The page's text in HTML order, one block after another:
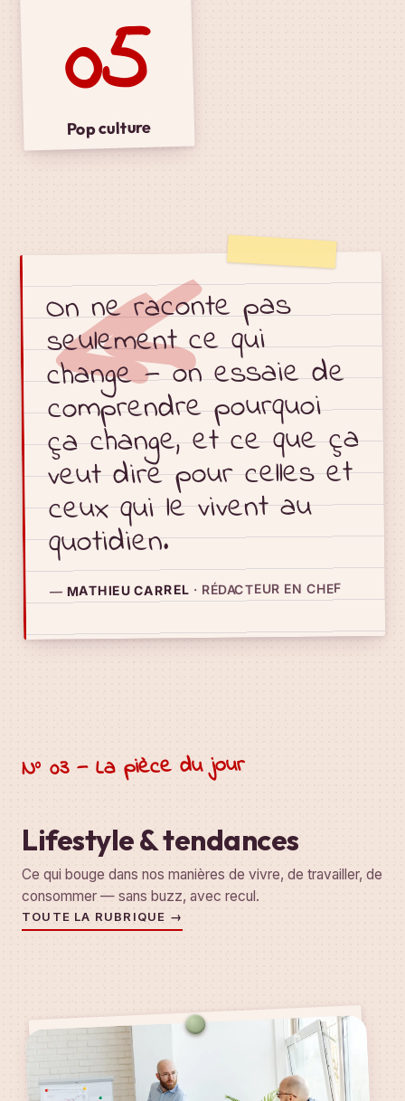
05
Pop culture
«
On ne raconte pas
seulement ce qui
change — on essaie de
comprendre pourquoi
ça change, et ce que ça
veut dire pour celles et
ceux qui le vivent au
quotidien.
— MATHIEU CARREL · RÉDACTEUR EN CHEF
N° 03 — La pièce du jour
Lifestyle & tendances
Ce qui bouge dans nos manières de vivre, de travailler, de
consommer — sans buzz, avec recul.
TOUTE LA RUBRIQUE →